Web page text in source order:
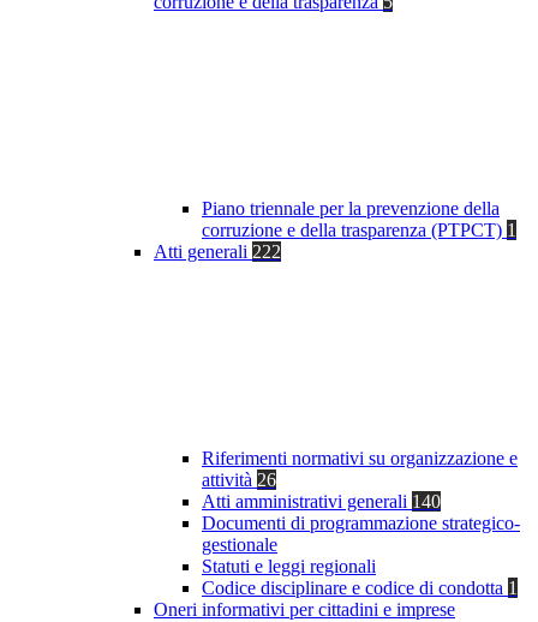
Piano triennale per la prevenzione della
corruzione e della trasparenza (PTPCT) 1
Atti generali 222
Riferimenti normativi su organizzazione e
attività 26
Atti amministrativi generali 140
Documenti di programmazione strategico-
gestionale
Statuti e leggi regionali
Codice disciplinare e codice di condotta 1
Oneri informativi per cittadini e imprese